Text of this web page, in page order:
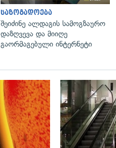
საზოგადოება
შეიძინე ალდაგის სამოგზაურო
დაზღვევა და მიიღე
გაორმაგებული ინტერნეტი
გადახედვა